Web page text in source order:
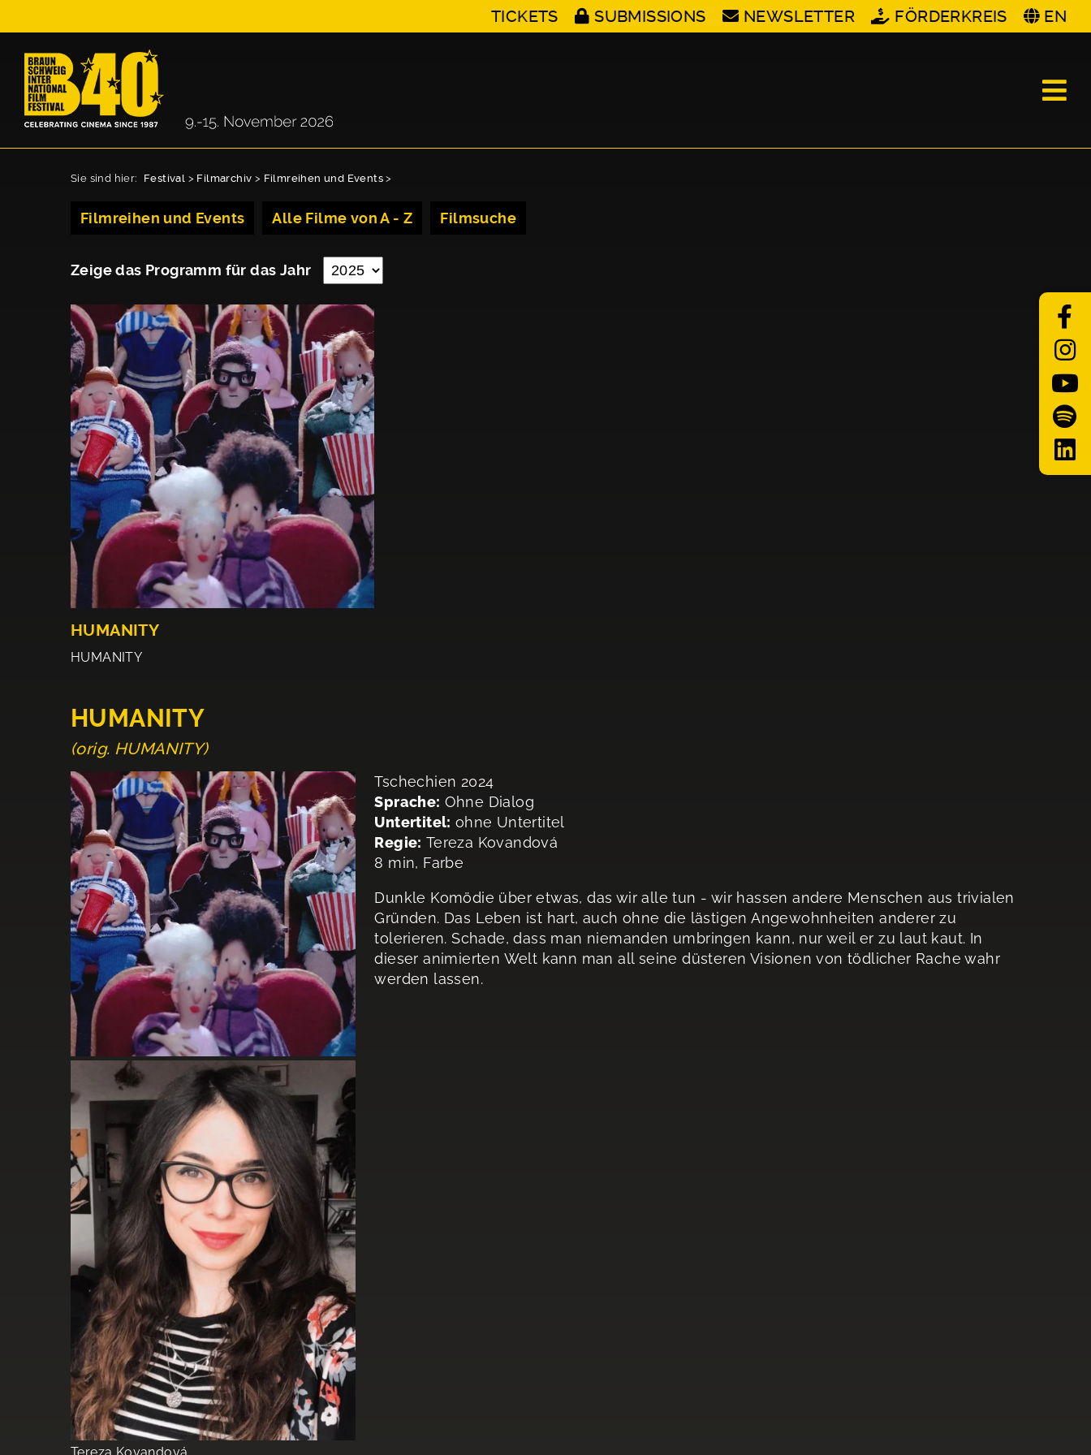
TICKETS SUBMISSIONS NEWSLETTER FÖRDERKREIS EN
Sie sind hier: Festival > Filmarchiv > Filmreihen und Events >
Filmreihen und Events Alle Filme von A - Z Filmsuche
Zeige das Programm für das Jahr
HUMANITY
HUMANITY
HUMANITY
(orig. HUMANITY)
Tschechien 2024
Sprache: Ohne Dialog
Untertitel: ohne Untertitel
Regie: Tereza Kovandová
8 min, Farbe
Dunkle Komödie über etwas, das wir alle tun - wir hassen andere Menschen aus trivialen
Gründen. Das Leben ist hart, auch ohne die lästigen Angewohnheiten anderer zu
tolerieren. Schade, dass man niemanden umbringen kann, nur weil er zu laut kaut. In
dieser animierten Welt kann man all seine düsteren Visionen von tödlicher Rache wahr
werden lassen.